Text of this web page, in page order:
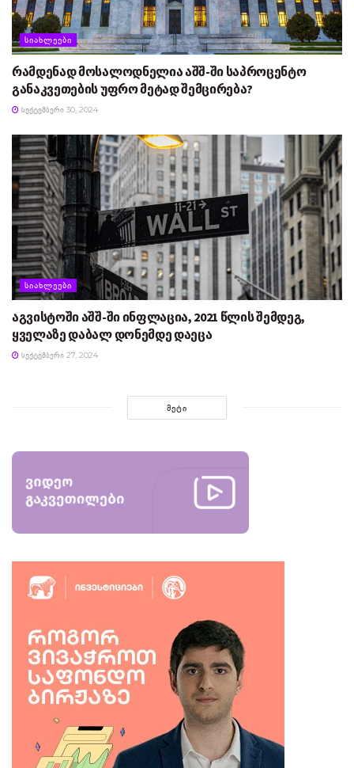
ᲡᲘᲐᲮᲚᲔᲔᲑᲘ
რამდენად მოსალოდნელია აშშ-ში საპროცენტო
განაკვეთების უფრო მეტად შემცირება?
ᲡᲔᲥᲢᲔᲛᲑᲔᲠᲘ 30, 2024
ᲡᲘᲐᲮᲚᲔᲔᲑᲘ
აგვისტოში აშშ-ში ინფლაცია, 2021 წლის შემდეგ,
ყველაზე დაბალ დონემდე დაეცა
ᲡᲔᲥᲢᲔᲛᲑᲔᲠᲘ 27, 2024
ᲛᲔᲢᲘ